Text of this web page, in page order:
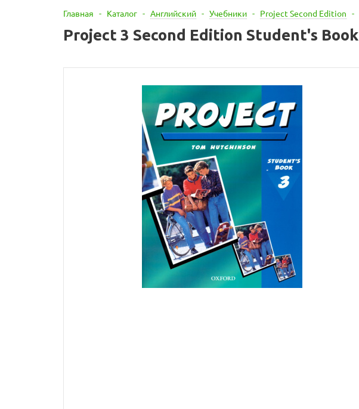
Главная - Каталог - Английский - Учебники - Project Second Edition -
Project 3 Second Edition Student's Book